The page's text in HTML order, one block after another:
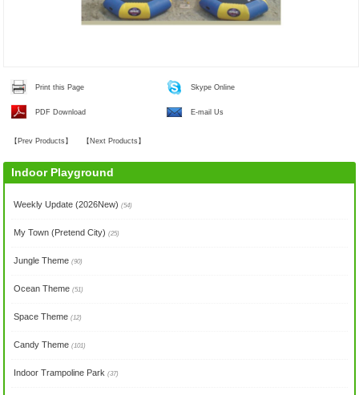
Print this Page Skype Online
PDF Download E-mail Us
【 Prev Products 】 【 Next Products 】
Indoor Playground
Weekly Update (2026New)(54)
My Town (Pretend City)(25)
Jungle Theme(90)
Ocean Theme(51)
Space Theme(12)
Candy Theme(101)
Indoor Trampoline Park(37)